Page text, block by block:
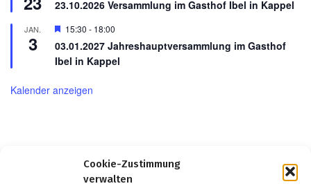
Cookie-Zustimmung
verwalten
23.10.2026 Versammlung im Gasthof Ibel in Kappel
JAN.
3
Hervorgehoben
15:30 - 18:00
03.01.2027 Jahreshauptversammlung im Gasthof
Ibel in Kappel
Kalender anzeigen